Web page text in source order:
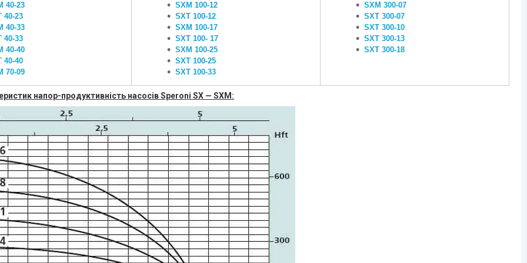
40-23
40-23
40-33
40-33
40-40
40-40
70-09
SXM 100-12
SXT 100-12
SXM 100-17
SXT 100- 17
SXM 100-25
SXT 100-25
SXT 100-33
SXM 300-07
SXT 300-07
SXT 300-10
SXT 300-13
SXT 300-18
напор-продуктивність насосів Speroni SX — SXM: